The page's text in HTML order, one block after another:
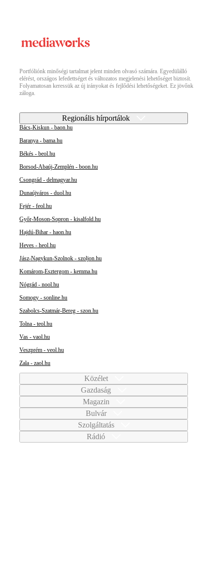
Portfóliónk minőségi tartalmat jelent minden olvasó számára. Egyedülálló
elérést, országos lefedettséget és változatos megjelenési lehetőséget biztosít.
Folyamatosan keressük az új irányokat és fejlődési lehetőségeket. Ez jövőnk
záloga.
Regionális hírportálok
Bács-Kiskun - baon.hu
Baranya - bama.hu
Békés - beol.hu
Borsod-Abaúj-Zemplén - boon.hu
Csongrád - delmagyar.hu
Dunaújváros - duol.hu
Fejér - feol.hu
Győr-Moson-Sopron - kisalfold.hu
Hajdú-Bihar - haon.hu
Heves - heol.hu
Jász-Nagykun-Szolnok - szoljon.hu
Komárom-Esztergom - kemma.hu
Nógrád - nool.hu
Somogy - sonline.hu
Szabolcs-Szatmár-Bereg - szon.hu
Tolna - teol.hu
Vas - vaol.hu
Veszprém - veol.hu
Zala - zaol.hu
Közélet
Gazdaság
Magazin
Bulvár
Szolgáltatás
Rádió